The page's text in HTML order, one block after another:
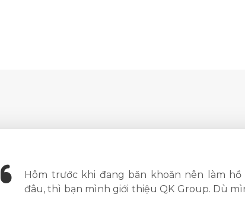
Hôm trước khi đang băn khoăn nên làm hồ sơ
đâu, thì bạn mình giới thiệu QK Group. Dù mình